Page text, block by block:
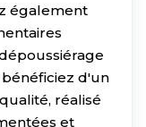
également
bénéficiez d'un
réalisé
et